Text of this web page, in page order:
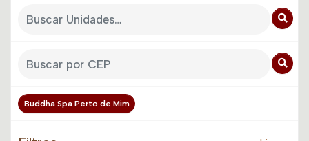
Buddha Spa Perto de Mim